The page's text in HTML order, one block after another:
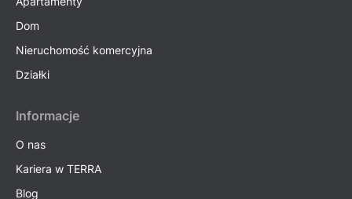
Dom
Nieruchomość komercyjna
Działki
Informacje
O nas
Kariera w TERRA
Blog